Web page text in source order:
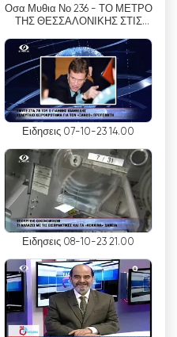
直播流功能为观众提供
许用户通过评论、点赞
频道受众中培养社区意
看体验，还能让观众相互
容的想法和意见。
视台还因其全面的新
成为声誉卓著的频道。该
佩拉、伊马提亚、基尔基
地观众充分了解本地区的
质量的节目内容，因此
追捧。该频道的节目内容
秀、纪录片、体育和文化
趣。这些丰富多彩的内
Οσα Μυθια Νο 236 - ΤΟ ΜΕΤΡΟ
ΤΗΣ ΘΕΣΣΑΛΟΝΙΚΗΣ ΣΤΙΣ
ΔΡΟΜΟΙ ΤΗΣ ΘΕΣΣΑΛΟΝΙΚΗΣ
Ειδησεις 07-10-23 14.00
Ειδησεις 08-10-23 21.00